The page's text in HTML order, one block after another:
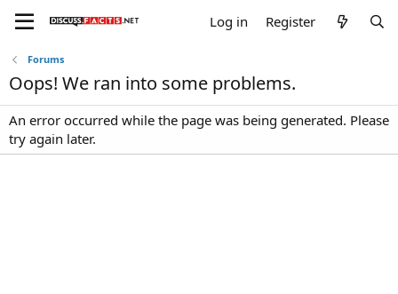
Log in Register
Forums
Oops! We ran into some problems.
An error occurred while the page was being generated. Please
try again later.